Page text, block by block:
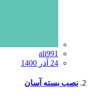
ali991
24 آذر 1400
نصب بسته آسان